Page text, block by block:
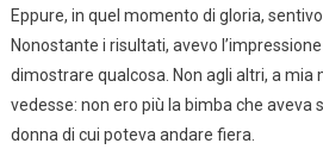
Eppure, in quel momento di gloria,
Nonostante i risultati, avevo
dimostrare qualcosa. Non agli altri, a mia
vedesse: non ero più la bimba che aveva
donna di cui poteva andare fiera.